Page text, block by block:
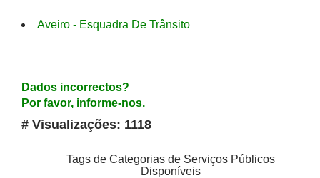
Aveiro - Esquadra De Trânsito
Dados incorrectos?
Por favor, informe-nos.
# Visualizações: 1118
Tags de Categorias de Serviços Públicos
Disponíveis